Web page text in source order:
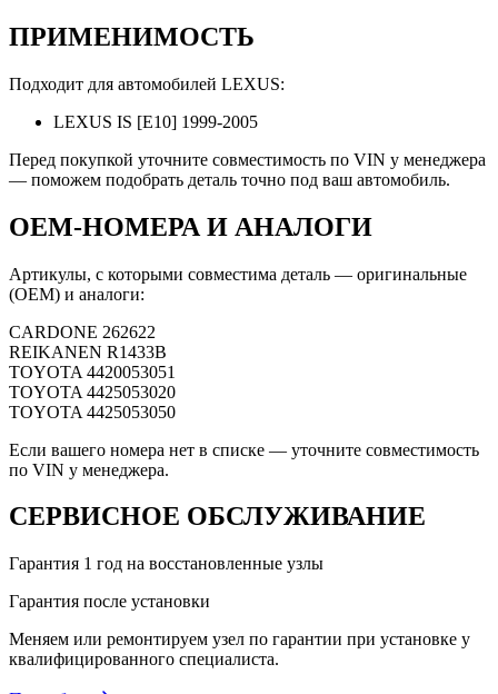
ПРИМЕНИМОСТЬ
Подходит для автомобилей LEXUS:
LEXUS IS [E10] 1999-2005
Перед покупкой уточните совместимость по VIN у менеджера
— поможем подобрать деталь точно под ваш автомобиль.
OEM-НОМЕРА И АНАЛОГИ
Артикулы, с которыми совместима деталь — оригинальные
(OEM) и аналоги:
CARDONE 262622
REIKANEN R1433B
TOYOTA 4420053051
TOYOTA 4425053020
TOYOTA 4425053050
Если вашего номера нет в списке — уточните совместимость
по VIN у менеджера.
СЕРВИСНОЕ ОБСЛУЖИВАНИЕ
Гарантия 1 год на восстановленные узлы
Гарантия после установки
Меняем или ремонтируем узел по гарантии при установке у
квалифицированного специалиста.